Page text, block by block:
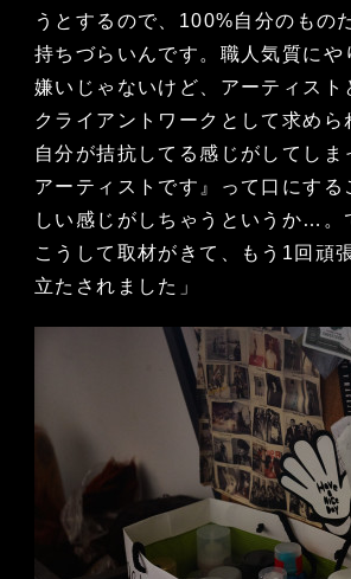
うとするので、100%自分のもの
持ちづらいんです。職人気質にや
嫌いじゃないけど、アーティスト
クライアントワークとして求めら
自分が拮抗してる感じがしてしま
アーティストです』って口にする
しい感じがしちゃうというか…。
こうして取材がきて、もう1回頑
立たされました」